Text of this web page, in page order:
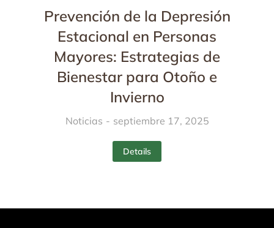
Prevención de la Depresión
Estacional en Personas
Mayores: Estrategias de
Bienestar para Otoño e
Invierno
Noticias septiembre 17, 2025
Details